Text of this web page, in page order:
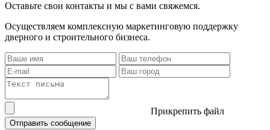
Оставьте свои контакты и мы с вами свяжемся.
Осуществляем комплексную маркетинговую поддержку
дверного и строительного бизнеса.
Прикрепить файл
Отправить сообщение